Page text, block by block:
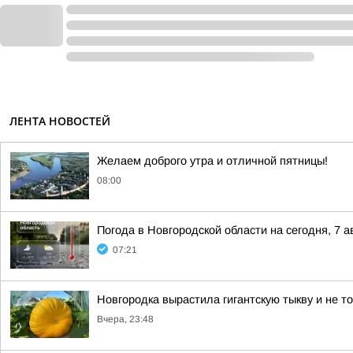
ЛЕНТА НОВОСТЕЙ
Желаем доброго утра и отличной пятницы!
08:00
Погода в Новгородской области на сегодня, 7
07:21
Новгородка вырастила гигантскую тыкву и не
Вчера, 23:48